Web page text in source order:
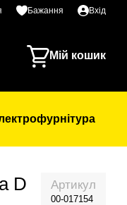
Бажання Вхід
Мій кошик
D
Артикул
00-017154